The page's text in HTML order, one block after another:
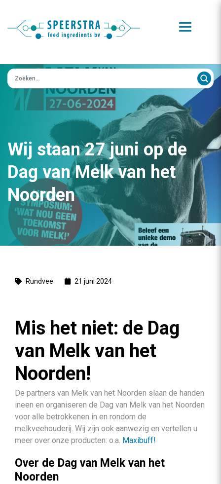
Zoeken op:
Wij staan 27 juni op de
Dag van Melk van het
Noorden
Rundvee 21 juni 2024
Mis het niet: de Dag
van Melk van het
Noorden!
De partners van Melk van het Noorden slaan de handen
ineen en organiseren de Dag van Melk van het Noorden
voor alle betrokkenen in en rondom de
melkveehouderij. Wij zijn ook aanwezig en vertellen u
meer over onze producten: o.a. Maxibuff!
Over de Dag van Melk van het
Noorden